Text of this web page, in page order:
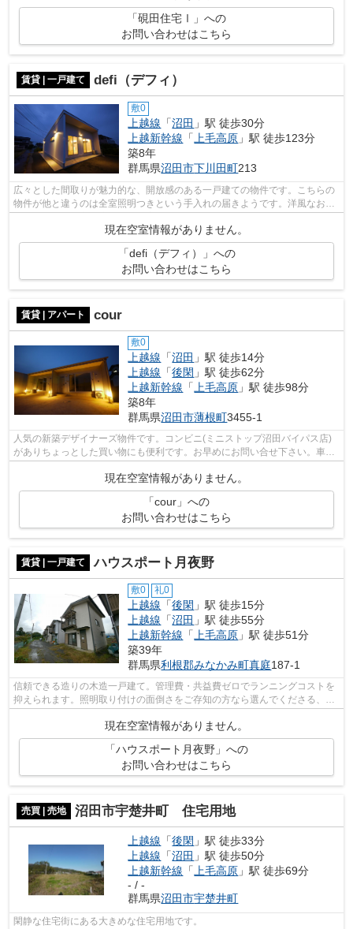
「硯田住宅Ⅰ」への
お問い合わせはこちら
賃貸 | 一戸建て defi（デフィ）
敷0
上越線 「沼田 」駅 徒歩30分
上越新幹線 「 上毛高原 」駅 徒歩123分
築8年
群馬県沼田市下川田町213
広々とした間取りが魅力的な、開放感のある一戸建ての物件です。こちらの
物件が他と違うのは全室照明つきという手入れの届きようです。洋風なお住
現在空室情報がありません。
「defi（デフィ）」への
お問い合わせはこちら
賃貸 | アパート cour
敷0
上越線 「沼田 」駅 徒歩14分
上越線 「後閑 」駅 徒歩62分
上越新幹線 「 上毛高原 」駅 徒歩98分
築8年
群馬県沼田市薄根町3455-1
人気の新築デザイナーズ物件です。コンビニ(ミニストップ沼田バイパス店)
がありちょっとした買い物にも便利です。お早めにお問い合せ下さい。車の
駐車が3台出来ます。追い焚きですので...
現在空室情報がありません。
「cour」への
お問い合わせはこちら
賃貸 | 一戸建て ハウスポート月夜野
敷0 礼0
上越線 「後閑 」駅 徒歩15分
上越線 「沼田 」駅 徒歩55分
上越新幹線 「上毛高原 」駅 徒歩51分
築39年
群馬県利根郡みなかみ町真庭187-1
信頼できる造りの木造一戸建て。管理費・共益費ゼロでランニングコストを
抑えられます。照明取り付けの面倒さをご存知の方なら選んでくださる、全
現在空室情報がありません。
「ハウスポート月夜野」への
お問い合わせはこちら
売買 | 売地 沼田市宇楚井町 住宅用地
上越線 「後閑 」駅 徒歩33分
上越線 「沼田 」駅 徒歩50分
上越新幹線 「 上毛高原 」駅 徒歩69分
- / -
群馬県沼田市宇楚井町
閑静な住宅街にある大きめな住宅用地です。